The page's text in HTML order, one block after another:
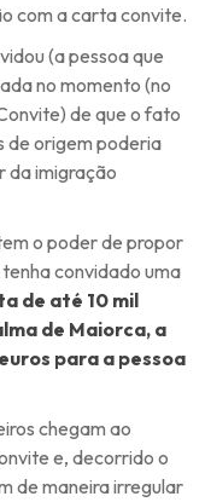
com a carta convite.
(a pessoa que
no momento (no
de que o fato
de origem poderia
da imigração
o poder de propor
convidado uma
de até 10 mil
de Maiorca, a
para a pessoa
chegam ao
e, decorrido o
de maneira irregular